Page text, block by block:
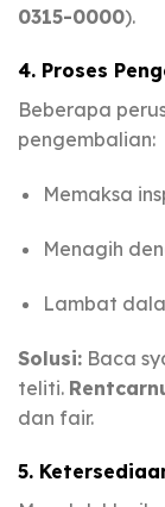
0315-0000).
4. Proses
Beberapa
pengembalian:
Memaksa
Menagih
Lambat
Solusi: Baca
teliti.
dan fair.
5.